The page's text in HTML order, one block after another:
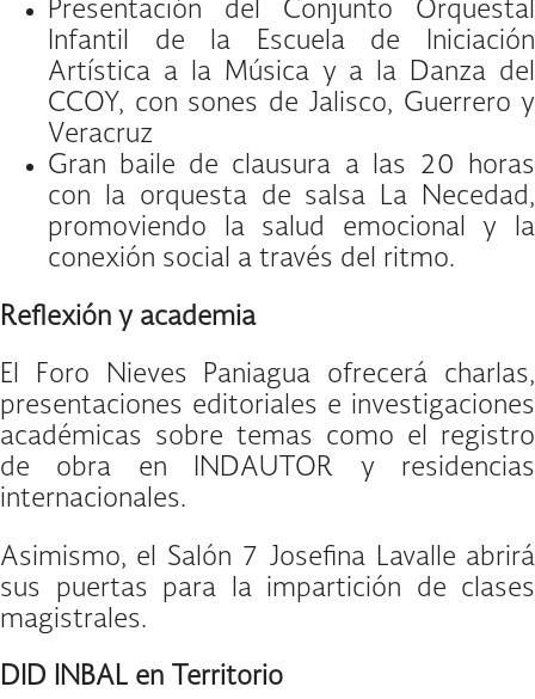
Presentación del Conjunto Orquestal
Infantil de la Escuela de Iniciación
Artística a la Música y a la Danza del
CCOY, con sones de Jalisco, Guerrero y
Veracruz
Gran baile de clausura a las 20 horas
con la orquesta de salsa La Necedad,
promoviendo la salud emocional y la
conexión social a través del ritmo.
Reflexión y academia
El Foro Nieves Paniagua ofrecerá charlas,
presentaciones editoriales e investigaciones
académicas sobre temas como el registro
de obra en INDAUTOR y residencias
internacionales.
Asimismo, el Salón 7 Josefina Lavalle abrirá
sus puertas para la impartición de clases
magistrales.
DID INBAL en Territorio